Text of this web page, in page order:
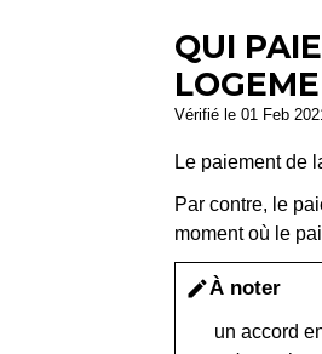
QUI
Vérifié le 01 Feb
Le paiement de
Par contre, le
moment où le
editÀ noter
un accord